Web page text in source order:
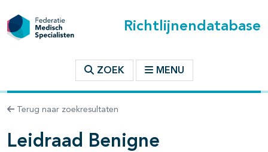
Richtlijnendatabase
ZOEK MENU
Terug naar zoekresultaten
Leidraad Benigne
binnen deze richtlijn